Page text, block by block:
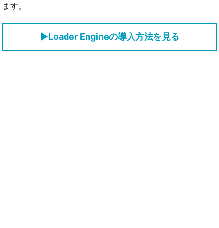
ます。
▶Loader Engineの導入方法を見る